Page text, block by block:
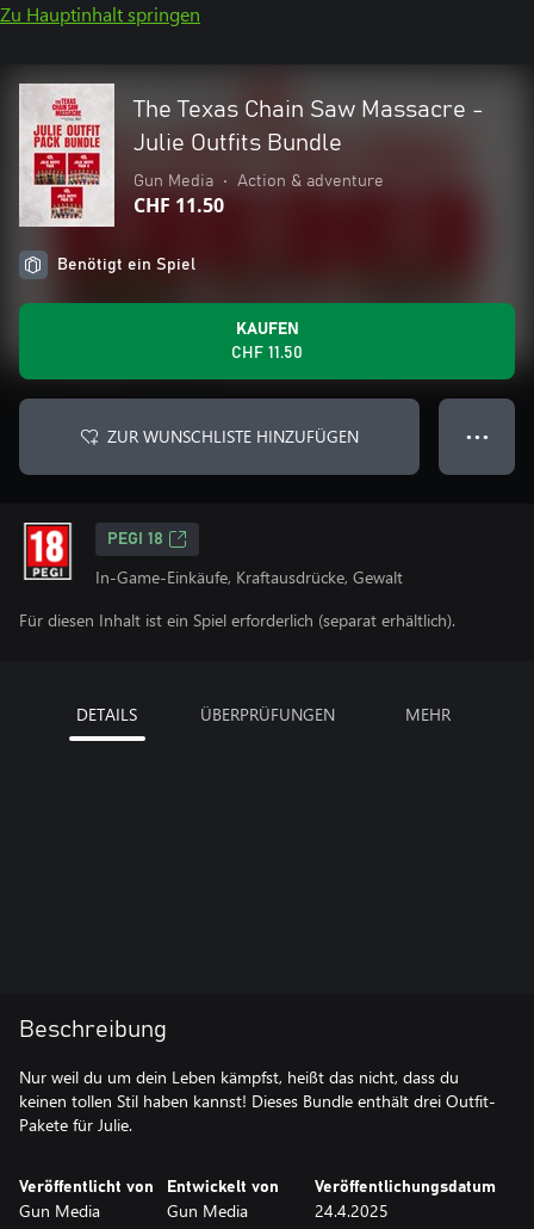
Zu Hauptinhalt springen
The Texas Chain Saw Massacre -
Julie Outfits Bundle
Gun Media • Action & adventure
CHF 11.50
Benötigt ein Spiel
KAUFEN
CHF 11.50
ZUR WUNSCHLISTE HINZUFÜGEN ● ● ●
PEGI 18
In-Game-Einkäufe, Kraftausdrücke, Gewalt
Für diesen Inhalt ist ein Spiel erforderlich (separat erhältlich).
DETAILS ÜBERPRÜFUNGEN MEHR
Beschreibung
Nur weil du um dein Leben kämpfst, heißt das nicht, dass du
keinen tollen Stil haben kannst! Dieses Bundle enthält drei Outfit-
Pakete für Julie.
Veröffentlicht von
Gun Media
Entwickelt von
Gun Media
Veröffentlichungsdatum
24.4.2025